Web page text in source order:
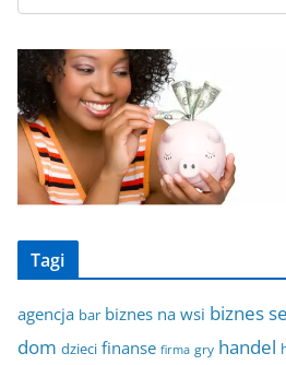
Tagi
agencja bar biznes na wsi biznes
dom dzieci finanse firma gry handel